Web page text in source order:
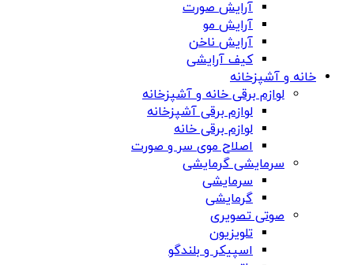
آرایش صورت
آرایش مو
آرایش ناخن
کیف آرایشی
خانه و آشپزخانه
لوازم برقی خانه و آشپزخانه
لوازم برقی آشپزخانه
لوازم برقی خانه
اصلاح موی سر و صورت
سرمایشی گرمایشی
سرمایشی
گرمایشی
صوتی تصویری
تلویزیون
اسپیکر و بلندگو